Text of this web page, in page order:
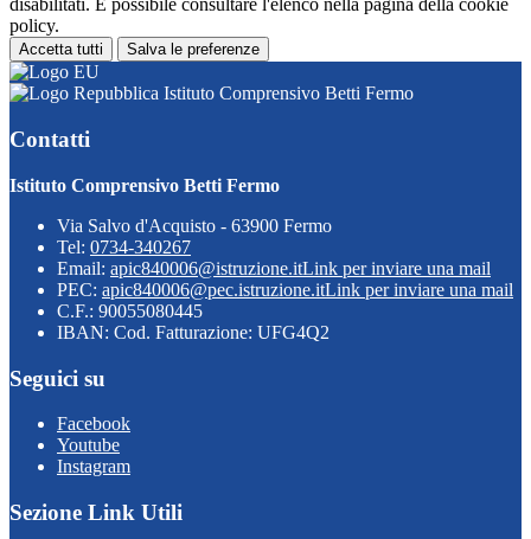
disabilitati. È possibile consultare l'elenco nella pagina della cookie
policy.
Accetta tutti Salva le preferenze
Istituto Comprensivo Betti Fermo
Contatti
Istituto Comprensivo Betti Fermo
Via Salvo d'Acquisto - 63900 Fermo
Tel: 0734-340267
Email: apic840006@istruzione.itLink per inviare una mail
PEC: apic840006@pec.istruzione.itLink per inviare una mail
C.F.: 90055080445
IBAN: Cod. Fatturazione: UFG4Q2
Seguici su
Facebook
Youtube
Instagram
Sezione Link Utili